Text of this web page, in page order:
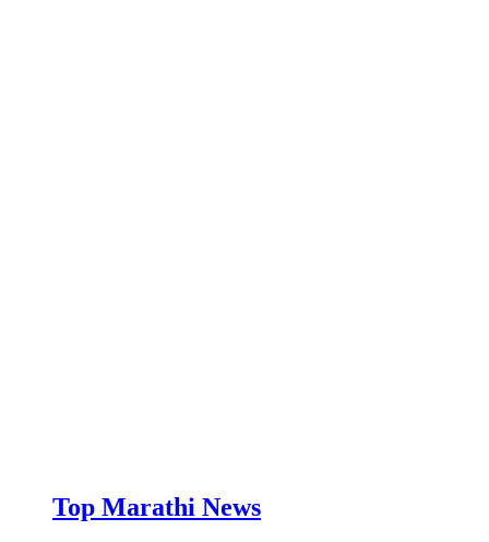
Top Marathi News